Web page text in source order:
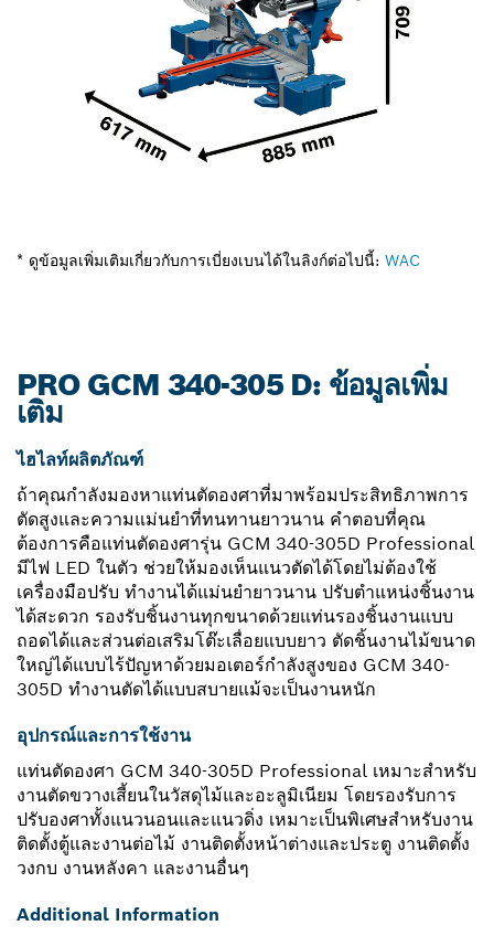
* ดูข้อมูลเพิ่มเติมเกี่ยวกับการเบี่ยงเบนได้ในลิงก์ต่อไปนี้: WAC
PRO GCM 340-305 D: ข้อมูลเพิ่ม
เติม
ไฮไลท์ผลิตภัณฑ์
ถ้าคุณกำลังมองหาแท่นตัดองศาที่มาพร้อมประสิทธิภาพการ
ตัดสูงและความแม่นยำที่ทนทานยาวนาน คำตอบที่คุณ
ต้องการคือแท่นตัดองศารุ่น GCM 340-305D Professional
มีไฟ LED ในตัว ช่วยให้มองเห็นแนวตัดได้โดยไม่ต้องใช้
เครื่องมือปรับ ทำงานได้แม่นยำยาวนาน ปรับตำแหน่งชิ้นงาน
ได้สะดวก รองรับชิ้นงานทุกขนาดด้วยแท่นรองชิ้นงานแบบ
ถอดได้และส่วนต่อเสริมโต๊ะเลื่อยแบบยาว ตัดชิ้นงานไม้ขนาด
ใหญ่ได้แบบไร้ปัญหาด้วยมอเตอร์กำลังสูงของ GCM 340-
305D ทำงานตัดได้แบบสบายแม้จะเป็นงานหนัก
อุปกรณ์และการใช้งาน
แท่นตัดองศา GCM 340-305D Professional เหมาะสำหรับ
งานตัดขวางเสี้ยนในวัสดุไม้และอะลูมิเนียม โดยรองรับการ
ปรับองศาทั้งแนวนอนและแนวดิ่ง เหมาะเป็นพิเศษสำหรับงาน
ติดตั้งตู้และงานต่อไม้ งานติดตั้งหน้าต่างและประตู งานติดตั้ง
วงกบ งานหลังคา และงานอื่นๆ
Additional Information